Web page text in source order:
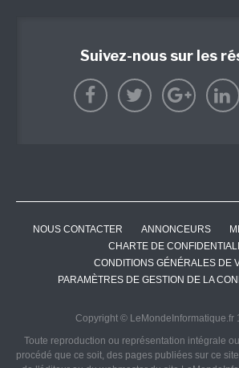
Suivez-nous sur les
NOUS CONTACTER ANNONCEURS
CHARTE DE
CONDITIONS GÉNÉRALES DE
PARAMÈTRES DE GESTION DE LA
Copyright © LeMondeInformatique.fr
Toute reproduction ou représentation intégrale
procédé que ce soit, des pages publiées sur ce